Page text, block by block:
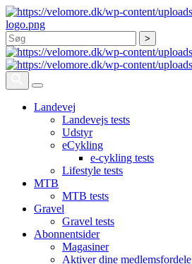
Søg
Landevej
Landevejs tests
Udstyr
eCykling
e-cykling tests
Lifestyle tests
MTB
MTB tests
Gravel
Gravel tests
Abonnentsider
Magasiner
Aktiver dine medlemsfordele